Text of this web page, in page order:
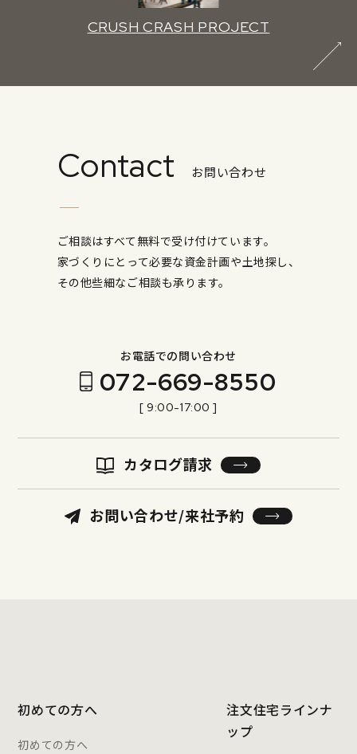
CRUSH CRASH PROJECT
Contact お問い合わせ
ご相談はすべて無料で受け付けています。
家づくりにとって必要な資金計画や土地探し、
その他些細なご相談も承ります。
お電話での問い合わせ
072-669-8550
[ 9:00-17:00 ]
カタログ請求
お問い合わせ/来社予約
初めての方へ
初めての方へ
注文住宅ラインナ
ップ